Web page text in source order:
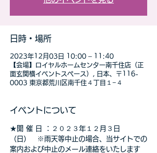
日時・場所
2023年12月03日 10:00 – 11:40
【会場】ロイヤルホームセンター南千住店（正
面玄関横イベントスペース）, 日本、〒116-
0003 東京都荒川区南千住４丁目１−４
イベントについて
★開 催 日 ：２０２３年１２月３日
（日）　※雨天等中止の場合、当サイトでの
案内および中止のメール連絡をいたします